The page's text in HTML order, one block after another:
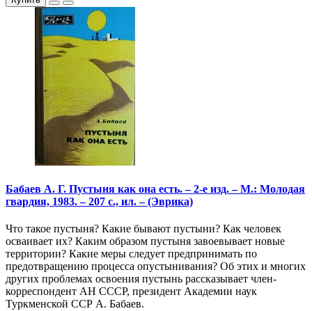
Бабаев А. Г. Пустыня как она есть. – 2-е изд. – М.: Молодая
гвардия, 1983. – 207 с., ил. – (Эврика)
Что такое пустыня? Какие бывают пустыни? Как человек
осваивает их? Каким образом пустыня завоевывает новые
территории? Какие меры следует предпринимать по
предотвращению процесса опустынивания? Об этих и многих
других проблемах освоения пустынь рассказывает член-
корреспондент АН СССР, президент Академии наук
Туркменской ССР А. Бабаев.